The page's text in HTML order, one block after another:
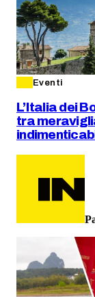
Eventi
L’Italia dei
tra